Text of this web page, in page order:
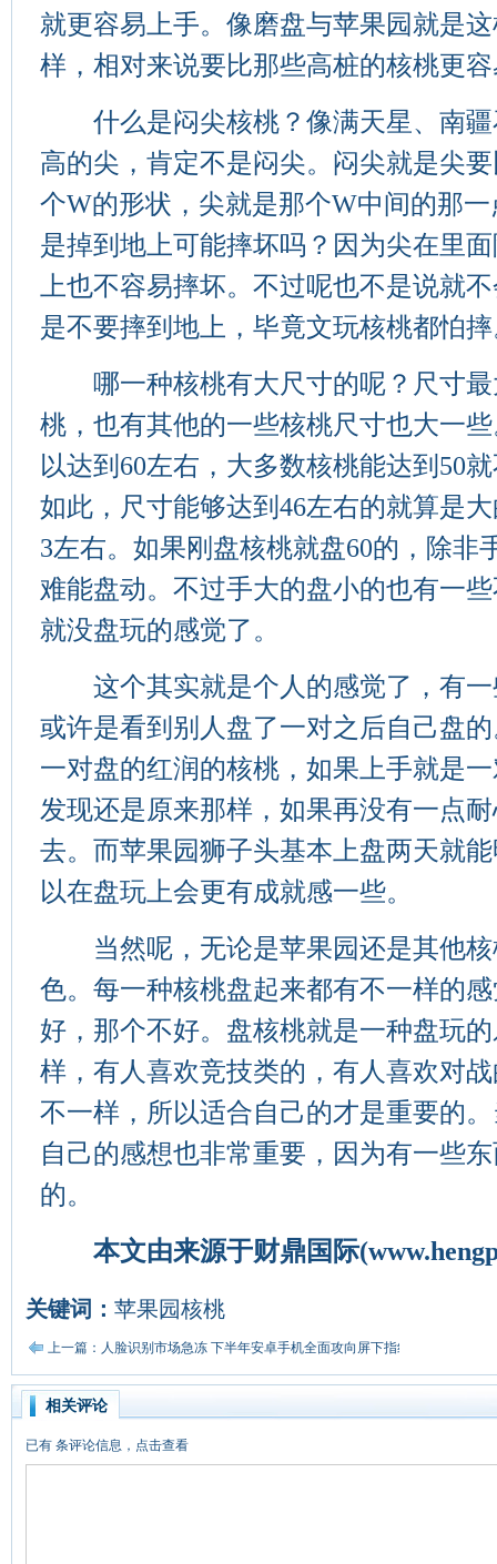
就更容易上手。像磨盘与苹果园就是
样，相对来说要比那些高桩的核桃更
什么是闷尖核桃？像满天星、南疆
高的尖，肯定不是闷尖。闷尖就是尖
个W的形状，尖就是那个W中间的那
是掉到地上可能摔坏吗？因为尖在里
上也不容易摔坏。不过呢也不是说就
是不要摔到地上，毕竟文玩核桃都怕
哪一种核桃有大尺寸的呢？尺寸最
桃，也有其他的一些核桃尺寸也大一
以达到60左右，大多数核桃能达到50
如此，尺寸能够达到46左右的就算是
3左右。如果刚盘核桃就盘60的，除非
难能盘动。不过手大的盘小的也有一
就没盘玩的感觉了。
这个其实就是个人的感觉了，有一
或许是看到别人盘了一对之后自己盘
一对盘的红润的核桃，如果上手就是
发现还是原来那样，如果再没有一点
去。而苹果园狮子头基本上盘两天就
以在盘玩上会更有成就感一些。
当然呢，无论是苹果园还是其他核
色。每一种核桃盘起来都有不一样的
好，那个不好。盘核桃就是一种盘玩
样，有人喜欢竞技类的，有人喜欢对
不一样，所以适合自己的才是重要的
自己的感想也非常重要，因为有一些
的。
本文由来源于财鼎国际
关键词： 苹果园核桃
上一篇：人脸识别市场急冻 下半年安卓手机全面攻向屏下指纹识别
相关评论
已有 条评论信息，点击查看